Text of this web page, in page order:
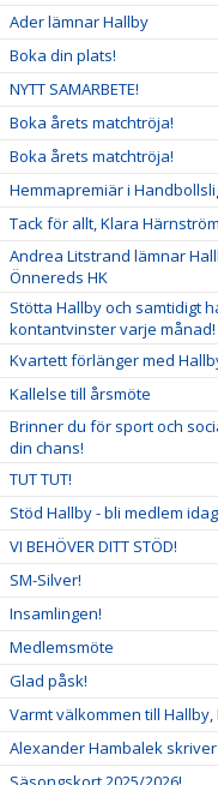
Ader lämnar Hallby
Boka din plats!
NYTT SAMARBETE!
Boka årets matchtröja!
Boka årets matchtröja!
Hemmapremiär i
Tack för allt, Klara
Andrea Litstrand lämnar
Önnereds HK
Stötta Hallby och samtidigt
kontantvinster varje månad!
Kvartett förlänger med
Kallelse till årsmöte
Brinner du för sport och
din chans!
TUT TUT!
Stöd Hallby - bli medlem
VI BEHÖVER DITT STÖD!
SM-Silver!
Insamlingen!
Medlemsmöte
Glad påsk!
Varmt välkommen till Hallby,
Alexander Hambalek